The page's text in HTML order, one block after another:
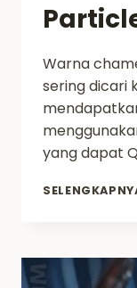
Warna
sering dicari
yang dapat